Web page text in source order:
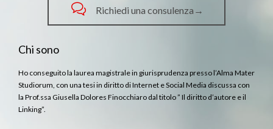
 Richiedi una consulenza→
Chi sono
Ho conseguito la laurea magistrale in giurisprudenza presso l’Alma Mater
Studiorum, con una tesi in diritto di Internet e Social Media discussa con
la Prof.ssa Giusella Dolores Finocchiaro dal titolo ” Il diritto d’autore e il
Linking”.